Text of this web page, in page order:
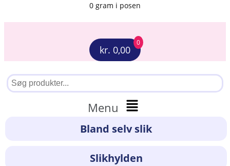
0 gram i posen
kr. 0,00
0
Menu
Bland selv slik
Slikhylden